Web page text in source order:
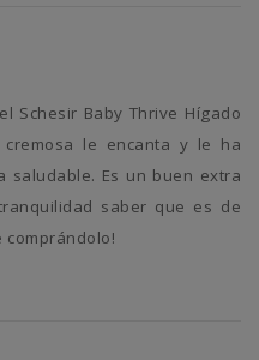
le encanta y le ha
saludable. Es un buen extra
saber que es de
comprándolo!